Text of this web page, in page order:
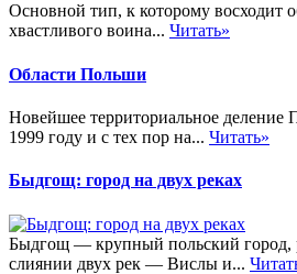
Основной тип, к которому восходит
хвастливого воина... Читать»
Области Польши
Новейшее территориальное деление
1999 году и с тех пор на... Читать»
Быдгощ: город на двух реках
Быдгощ — крупный польский город,
слиянии двух рек — Вислы и...